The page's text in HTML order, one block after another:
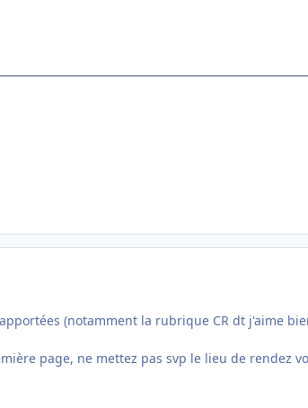
(notamment la rubrique CR dt j'aime
page, ne mettez pas svp le lieu de rendez